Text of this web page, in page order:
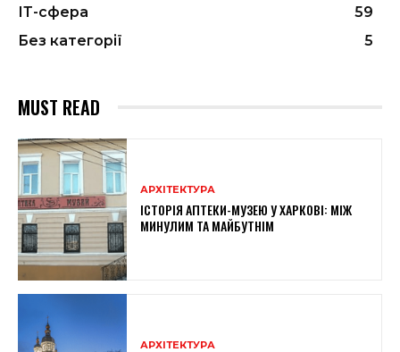
ІТ-сфера
59
Без категорії
5
MUST READ
АРХІТЕКТУРА
ІСТОРІЯ АПТЕКИ-МУЗЕЮ У ХАРКОВІ: МІЖ
МИНУЛИМ ТА МАЙБУТНІМ
АРХІТЕКТУРА